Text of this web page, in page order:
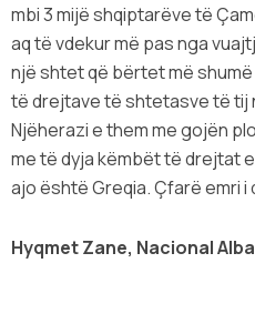
mbi 3 mijë shqiptarëve të
aq të vdekur më pas nga
një shtet që bërtet më
të drejtave të shtetasve të tij
Njëherazi e them me gojën
me të dyja këmbët të drejtat
ajo është Greqia. Çfarë emri i
Hyqmet Zane, Nacional